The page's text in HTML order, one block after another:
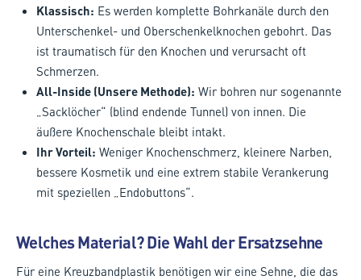
Klassisch: Es werden komplette Bohrkanäle durch den
Unterschenkel- und Oberschenkelknochen gebohrt. Das
ist traumatisch für den Knochen und verursacht oft
Schmerzen.
All-Inside (Unsere Methode): Wir bohren nur sogenannte
„Sacklöcher“ (blind endende Tunnel) von innen. Die
äußere Knochenschale bleibt intakt.
Ihr Vorteil: Weniger Knochenschmerz, kleinere Narben,
bessere Kosmetik und eine extrem stabile Verankerung
mit speziellen „Endobuttons“.
Welches Material? Die Wahl der Ersatzsehne
Für eine Kreuzbandplastik benötigen wir eine Sehne, die das